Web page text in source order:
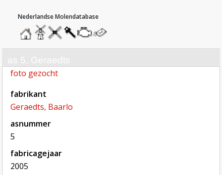
homemolendatabase
roedendatabase
assendatabase
motorendatabase
stuur
een
bericht
as 5, Geraedts
foto gezocht
fabrikant
Geraedts, Baarlo
asnummer
5
fabricagejaar
2005